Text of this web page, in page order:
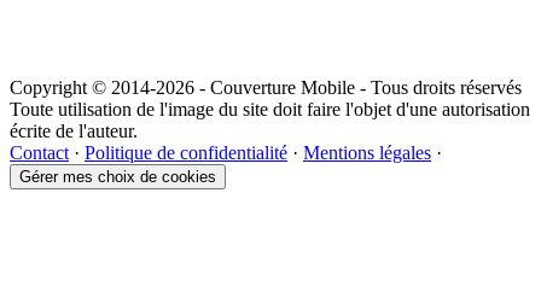
Copyright © 2014-2026 - Couverture Mobile - Tous droits réservés
Toute utilisation de l'image du site doit faire l'objet d'une autorisation
écrite de l'auteur.
Contact · Politique de confidentialité · Mentions légales ·
Gérer mes choix de cookies